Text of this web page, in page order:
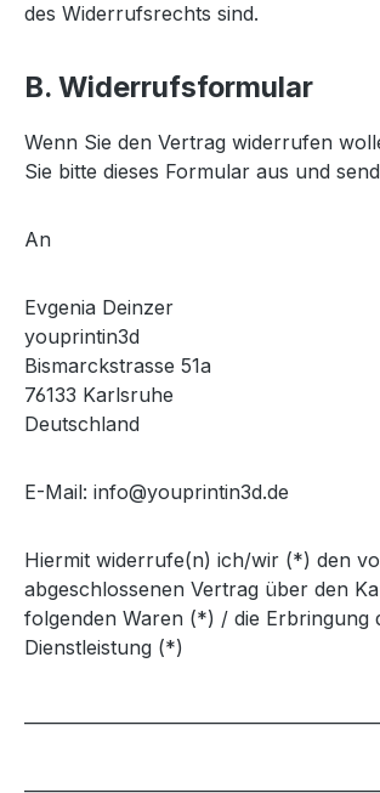
des Widerrufsrechts sind.
B. Widerrufsformular
Wenn Sie den Vertrag widerrufen
Sie bitte dieses Formular aus und
An
Evgenia Deinzer
youprintin3d
Bismarckstrasse 51a
76133 Karlsruhe
Deutschland
E-Mail: info@youprintin3d.de
Hiermit widerrufe(n) ich/wir (*) den
abgeschlossenen Vertrag über den
folgenden Waren (*) / die Erbringung
Dienstleistung (*)